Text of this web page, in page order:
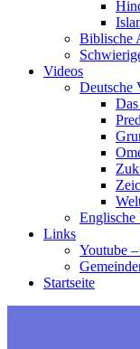
Biblische
Videos
Deutsche
Englische
Links
Youtube
Startseite